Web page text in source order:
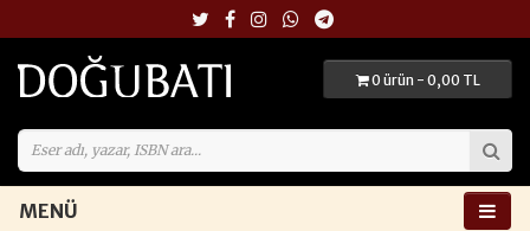
0 ürün - 0,00 TL
MENÜ